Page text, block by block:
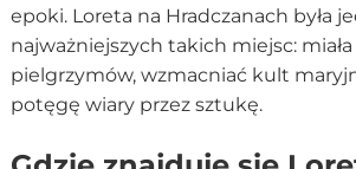
epoki. Loreta na Hradczanach była
najważniejszych takich miejsc:
pielgrzymów, wzmacniać kult
potęgę wiary przez sztukę.